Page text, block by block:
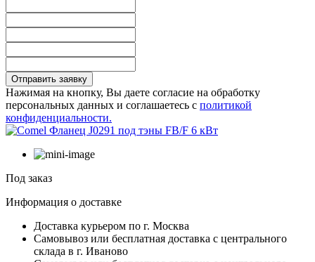
Отправить заявку
Нажимая на кнопку, Вы даете согласие на обработку
персональных данных и соглашаетесь с политикой
конфиденциальности.
Под заказ
Информация о доставке
Доставка курьером по г. Москва
Самовывоз или бесплатная доставка с центрального
склада в г. Иваново